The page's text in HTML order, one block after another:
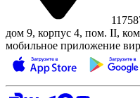
дом 9, корпус 4, пом. II,
мобильное приложение